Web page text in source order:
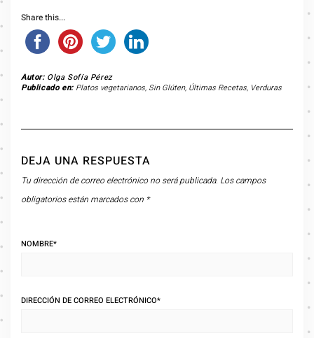
Share this...
Autor: Olga Sofía Pérez
Publicado en: Platos vegetarianos, Sin Glúten, Últimas Recetas, Verduras
DEJA UNA RESPUESTA
Tu dirección de correo electrónico no será publicada. Los campos
obligatorios están marcados con *
NOMBRE*
DIRECCIÓN DE CORREO ELECTRÓNICO*